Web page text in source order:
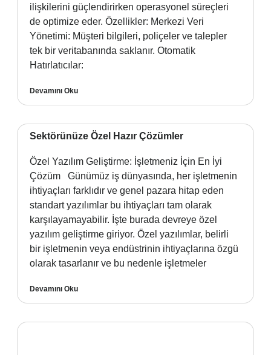
ilişkilerini güçlendirirken operasyonel süreçleri
de optimize eder. Özellikler: Merkezi Veri
Yönetimi: Müşteri bilgileri, poliçeler ve talepler
tek bir veritabanında saklanır. Otomatik
Hatırlatıcılar:
Devamını Oku
Sektörünüze Özel Hazır Çözümler
Özel Yazılım Geliştirme: İşletmeniz İçin En İyi
Çözüm Günümüz iş dünyasında, her işletmenin
ihtiyaçları farklıdır ve genel pazara hitap eden
standart yazılımlar bu ihtiyaçları tam olarak
karşılayamayabilir. İşte burada devreye özel
yazılım geliştirme giriyor. Özel yazılımlar, belirli
bir işletmenin veya endüstrinin ihtiyaçlarına özgü
olarak tasarlanır ve bu nedenle işletmeler
Devamını Oku